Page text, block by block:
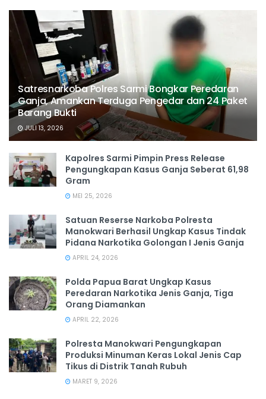
Satresnarkoba Polres Sarmi Bongkar Peredaran
Ganja, Amankan Terduga Pengedar dan 24 Paket
Barang Bukti
JULI 13, 2026
Kapolres Sarmi Pimpin Press Release
Pengungkapan Kasus Ganja Seberat 61,98
Gram
MEI 25, 2026
Satuan Reserse Narkoba Polresta
Manokwari Berhasil Ungkap Kasus Tindak
Pidana Narkotika Golongan I Jenis Ganja
APRIL 24, 2026
Polda Papua Barat Ungkap Kasus
Peredaran Narkotika Jenis Ganja, Tiga
Orang Diamankan
APRIL 22, 2026
Polresta Manokwari Pengungkapan
Produksi Minuman Keras Lokal Jenis Cap
Tikus di Distrik Tanah Rubuh
MARET 9, 2026